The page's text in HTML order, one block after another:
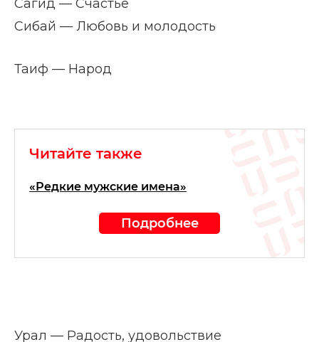
Сагид — Счастье
Сибай — Любовь и молодость
Таиф — Народ
Читайте также
«Редкие мужские имена»
Подробнее
Урал — Радость, удовольствие